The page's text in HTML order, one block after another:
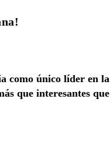
como único líder en la
que interesantes que